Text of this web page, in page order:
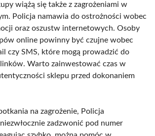
wiążą się także z zagrożeniami w
Policja namawia do ostrożności wobec
oraz oszustw internetowych. Osoby
online powinny być czujne wobec
czy SMS, które mogą prowadzić do
Warto zainwestować czas w
sklepu przed dokonaniem
na zagrożenie, Policja
zadzwonić pod numer